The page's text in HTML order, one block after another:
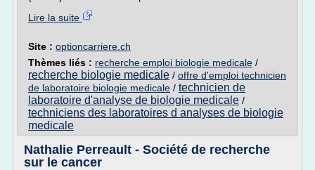
Lire la suite
Site : optioncarriere.ch
Thèmes liés : recherche emploi biologie medicale /
recherche biologie medicale / offre d'emploi technicien
de laboratoire biologie medicale / technicien de
laboratoire d'analyse de biologie medicale /
techniciens des laboratoires d analyses de biologie
medicale
Nathalie Perreault - Société de recherche
sur le cancer